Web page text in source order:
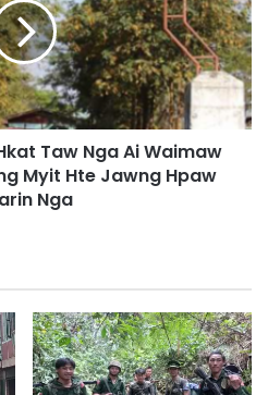
Taw Nga Ai Waimaw
Myit Hte Jawng Hpaw
Nga